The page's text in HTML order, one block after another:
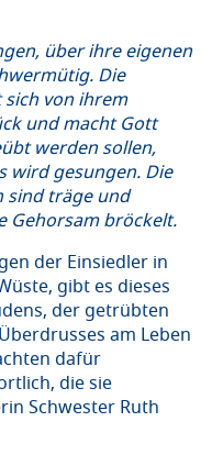
über ihre eigenen
Die
von ihrem
und macht Gott
werden sollen,
wird gesungen. Die
sind träge und
Gehorsam bröckelt.
der Einsiedler in
gibt es dieses
der getrübten
am Leben
dafür
die sie
Schwester Ruth